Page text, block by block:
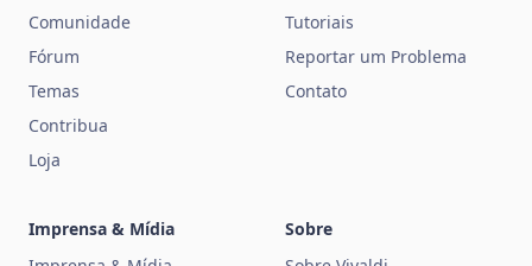
Comunidade
Fórum
Temas
Contribua
Loja
Tutoriais
Reportar um Problema
Contato
Imprensa & Mídia
Sobre